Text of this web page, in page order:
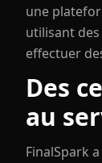
une
utilisant
effectuer
Des
au
FinalSpark